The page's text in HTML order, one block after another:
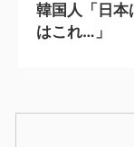
韓国人「日本
はこれ…」